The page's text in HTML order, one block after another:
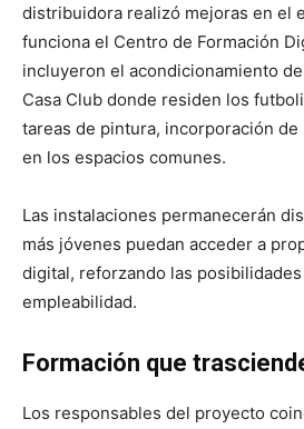
distribuidora realizó mejoras en el
funciona el Centro de Formación
incluyeron el acondicionamiento
Casa Club donde residen los
tareas de pintura, incorporación
en los espacios comunes.
Las instalaciones permanecerán
más jóvenes puedan acceder a
digital, reforzando las
empleabilidad.
Formación que
Los responsables del proyecto